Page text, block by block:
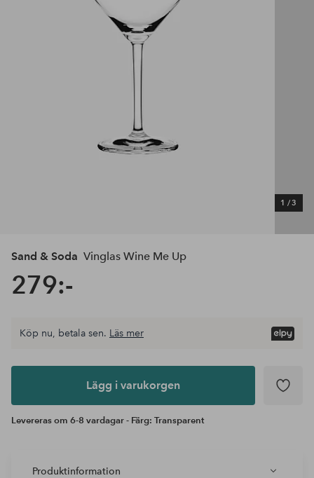
1 /3
Sand & Soda Vinglas Wine Me Up
279:-
Lägg i
Köp nu, betala sen. Läs mer
Lägg i varukorgen
Levereras om 6-8 vardagar - Färg: Transparent
Produktinformation